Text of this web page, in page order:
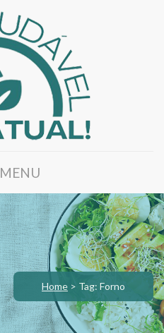
MENU
Home > Tag: Forno